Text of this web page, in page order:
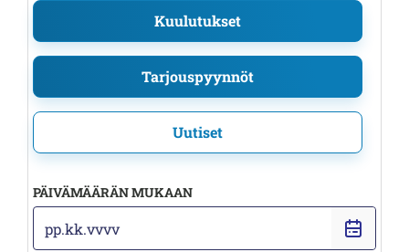
Kuulutukset
Tarjouspyynnöt
Uutiset
PÄIVÄMÄÄRÄN MUKAAN
V
a